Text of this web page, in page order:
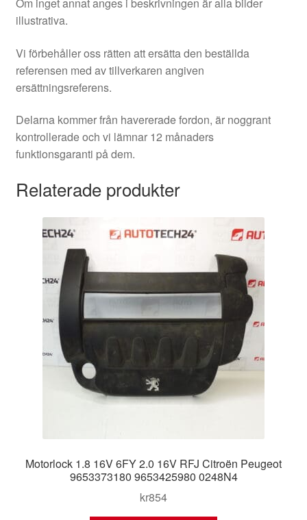
illustrativa.
Vi förbehåller oss rätten att ersätta den beställda
referensen med av tillverkaren angiven
ersättningsreferens.
Delarna kommer från havererade fordon, är noggrant
kontrollerade och vi lämnar 12 månaders
funktionsgaranti på dem.
Relaterade produkter
Motorlock 1.8 16V 6FY 2.0 16V RFJ Citroën Peugeot
9653373180 9653425980 0248N4
kr854